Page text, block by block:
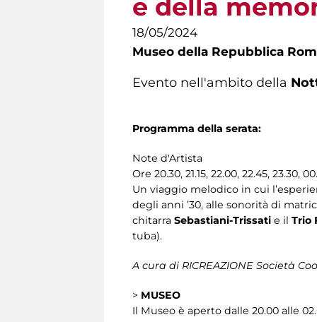
e della
18/05/2024
Museo della Repubblica
Evento nell'ambito della
Programma della serata:
Note d'Artista
Ore 20.30, 21.15, 22.00, 22.45, 23.30,
Un viaggio melodico in cui
degli anni ’30, alle sonorità di
chitarra Sebastiani-Trissati e il Trio
tuba).
A cura di RICREAZIONE Società
> MUSEO
Il Museo è aperto dalle 20.00 alle